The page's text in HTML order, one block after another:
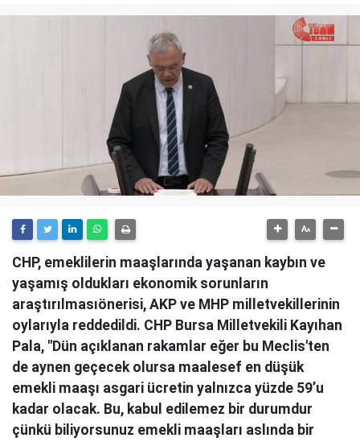
CHP, emeklilerin maaşlarında yaşanan kaybın ve
yaşamış oldukları ekonomik sorunların
araştırılmasıönerisi, AKP ve MHP milletvekillerinin
oylarıyla reddedildi. CHP Bursa Milletvekili Kayıhan
Pala, "Dün açıklanan rakamlar eğer bu Meclis'ten
de aynen geçecek olursa maalesef en düşük
emekli maaşı asgari ücretin yalnızca yüzde 59’u
kadar olacak. Bu, kabul edilemez bir durumdur
çünkü biliyorsunuz emekli maaşları aslında bir